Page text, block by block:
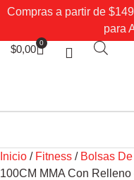
Compras a partir de
para
$0,00
0
Inicio / Fitness / Bolsas
100CM MMA Con